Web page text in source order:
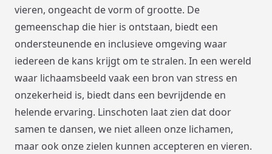
vieren, ongeacht de vorm of grootte. De
gemeenschap die hier is ontstaan, biedt een
ondersteunende en inclusieve omgeving waar
iedereen de kans krijgt om te stralen. In een wereld
waar lichaamsbeeld vaak een bron van stress en
onzekerheid is, biedt dans een bevrijdende en
helende ervaring. Linschoten laat zien dat door
samen te dansen, we niet alleen onze lichamen,
maar ook onze zielen kunnen accepteren en vieren.